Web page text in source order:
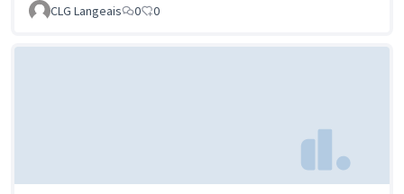
CLG Langeais
0 0